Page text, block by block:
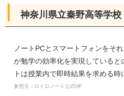
神奈川県立秦野高等学校
ノートPCとスマートフォンをそ
が勉学の効率化を実現している
トは授業内で即時結果を求める時
参照元：ロイロノート公式HP